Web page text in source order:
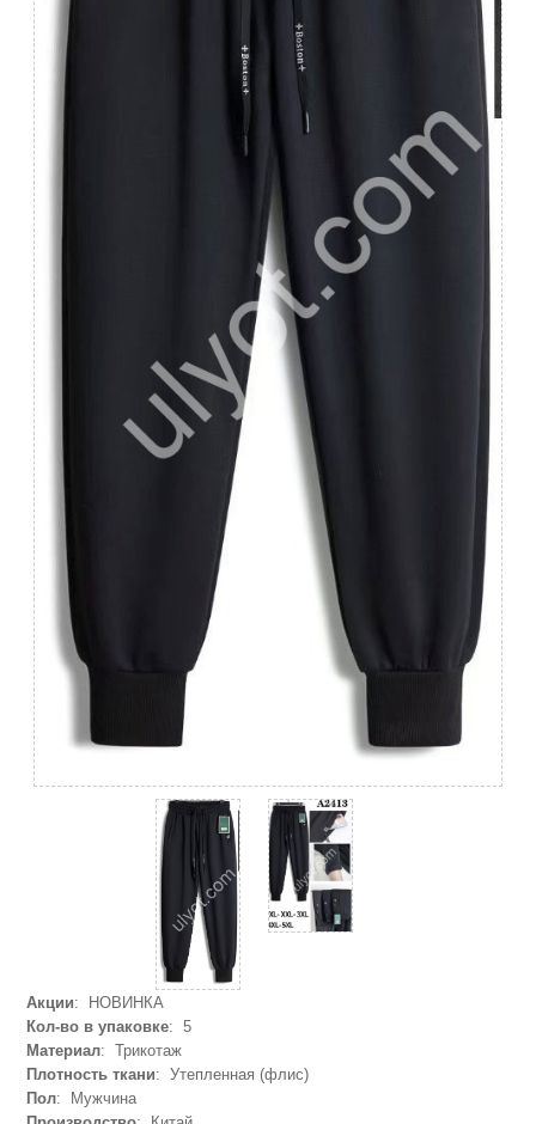
Акции: НОВИНКА
Кол-во в упаковке: 5
Материал: Трикотаж
Плотность ткани: Утепленная (флис)
Пол: Мужчина